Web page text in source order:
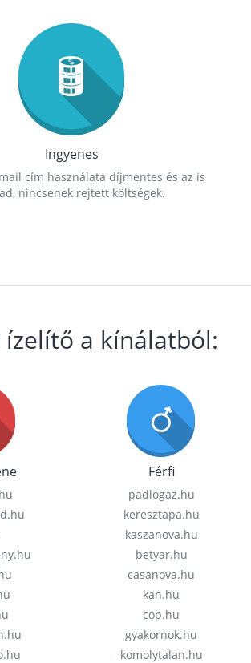
Ingyenes
cím használata díjmentes és az is
nincsenek rejtett költségek.
ízelítő a kínálatból:
Férfi
padlogaz.hu
keresztapa.hu
kaszanova.hu
betyar.hu
casanova.hu
kan.hu
cop.hu
gyakornok.hu
komolytalan.hu